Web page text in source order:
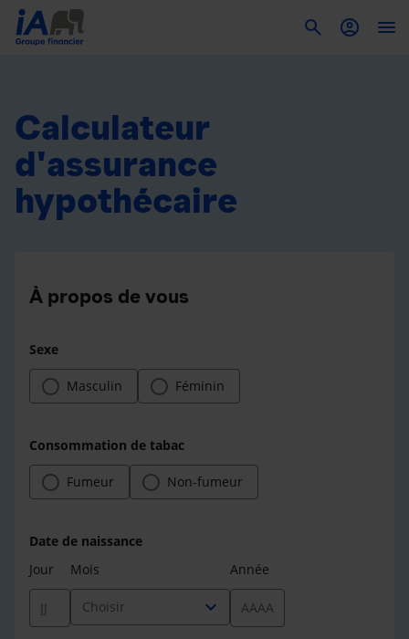
Calculateur
d'assurance
hypothécaire
À propos de vous
Sexe
Masculin Féminin
Consommation de tabac
Fumeur Non-fumeur
Date de naissance
Jour
Mois
Choisir expand_more
Année